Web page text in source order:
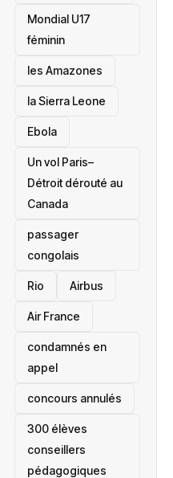
Mondial U17
féminin
les Amazones
la Sierra Leone
‎Ebola
Un vol Paris–
Détroit dérouté au
Canada
passager
congolais
Rio Airbus
Air France
condamnés en
appel
concours annulés
300 élèves
conseillers
pédagogiques